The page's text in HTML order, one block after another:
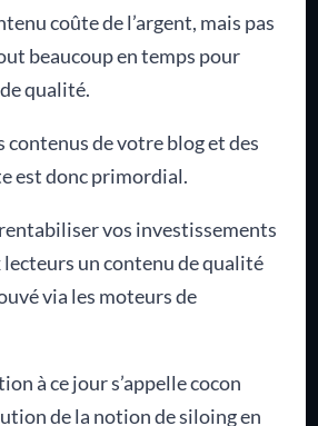
coûte de l’argent, mais pas
beaucoup en temps pour
qualité.
contenus de votre blog et des
est donc primordial.
vos investissements
un contenu de qualité
via les moteurs de
à ce jour s’appelle cocon
de la notion de siloing en